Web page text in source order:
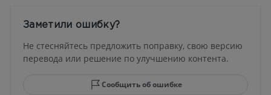
Заметили ошибку?
Не стесняйтесь предложить поправку, свою версию
перевода или решение по улучшению контента.
Сообщить об ошибке